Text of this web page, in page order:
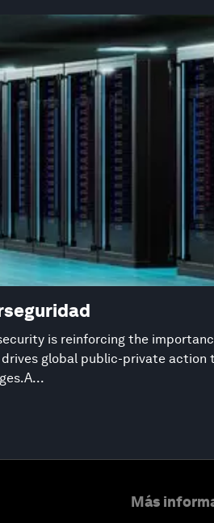
is reinforcing the
global public-private action
A...
Más